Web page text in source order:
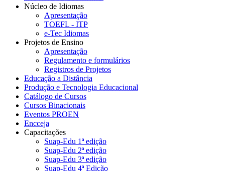
Núcleo de Idiomas
Apresentação
TOEFL - ITP
e-Tec Idiomas
Projetos de Ensino
Apresentação
Regulamento e formulários
Registros de Projetos
Educação a Distância
Produção e Tecnologia Educacional
Catálogo de Cursos
Cursos Binacionais
Eventos PROEN
Encceja
Capacitações
Suap-Edu 1ª edição
Suap-Edu 2ª edição
Suap-Edu 3ª edição
Suap-Edu 4ª Edição